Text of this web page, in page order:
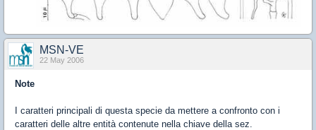
MSN-VE
22 May 2006
Note
I caratteri principali di questa specie da mettere a confronto con i
caratteri delle altre entità contenute nella chiave della sez.